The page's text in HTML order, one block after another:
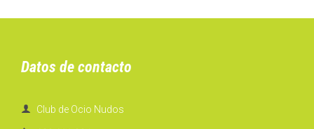
Datos de contacto
 Club de Ocio Nudos